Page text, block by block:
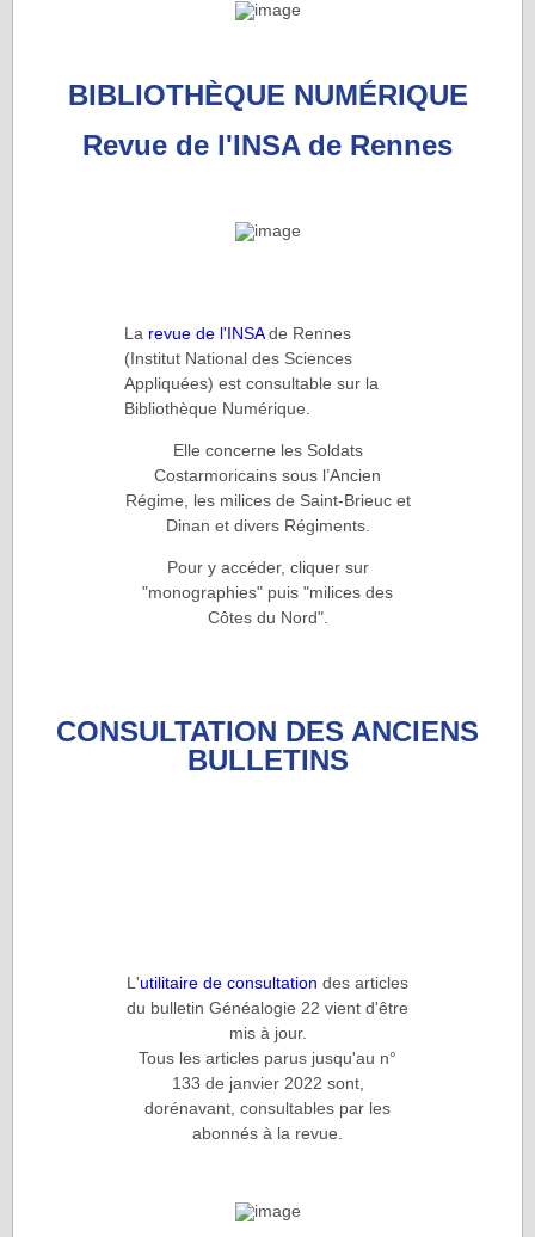
BIBLIOTHÈQUE NUMÉRIQUE
Revue de l'INSA de Rennes
La revue de l'INSAde Rennes
(Institut National des Sciences
Appliquées) est consultable sur la
Bibliothèque Numérique.
Elle concerne les Soldats
Costarmoricains sous l’Ancien
Régime, les milices de Saint-Brieuc et
Dinan et divers Régiments.
Pour y accéder, cliquer sur
"monographies" puis "milices des
Côtes du Nord".
CONSULTATION DES ANCIENS
BULLETINS
L'utilitaire de consultation des articles
du bulletin Généalogie 22 vient d'être
mis à jour.
Tous les articles parus jusqu'au n°
133 de janvier 2022 sont,
dorénavant, consultables par les
abonnés à la revue.